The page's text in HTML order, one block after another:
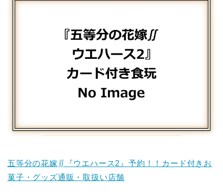
五等分の花嫁∬『ウエハース2』予約！！カード付きお
菓子・グッズ通販・取扱い店舗